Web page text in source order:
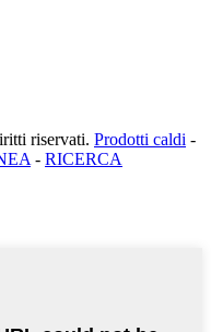
riservati. Prodotti caldi -
- RICERCA